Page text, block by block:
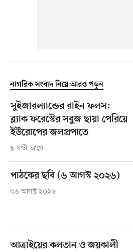
নাগরিক সংবাদ নিয়ে আরও পড়ুন
সুইজারল্যান্ডের রাইন ফলস:
ব্ল্যাক ফরেস্টের সবুজ ছায়া পেরিয়ে
ইউরোপের জলপ্রপাতে
৯ ঘণ্টা আগে
পাঠকের ছবি (৬ আগস্ট ২০২৬)
০৬ আগস্ট ২০২৬
আত্রাইয়ের কলতান ও জয়কালী